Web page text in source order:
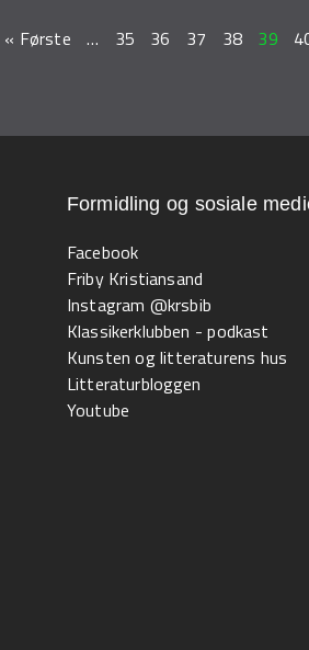
« Første … 35 36 37 38 39
Formidling og sosiale
Facebook
Friby Kristiansand
Instagram @krsbib
Klassikerklubben - podkast
Kunsten og litteraturens hus
Litteraturbloggen
Youtube